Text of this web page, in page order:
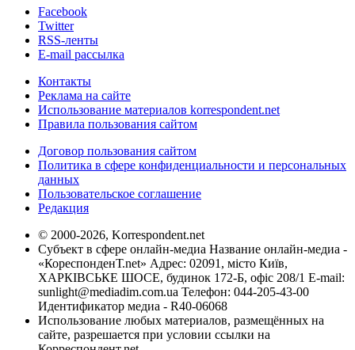
Facebook
Twitter
RSS-ленты
E-mail рассылка
Контакты
Реклама на сайте
Использование материалов korrespondent.net
Правила пользования сайтом
Договор пользования сайтом
Политика в сфере конфиденциальности и персональных
данных
Пользовательское соглашение
Редакция
© 2000-2026, Korrespondent.net
Субъект в сфере онлайн-медиа Название онлайн-медиа -
«КореспонденТ.net» Адрес: 02091, місто Київ,
ХАРКІВСЬКЕ ШОСЕ, будинок 172-Б, офіс 208/1 E-mail:
sunlight@mediadim.com.ua Телефон: 044-205-43-00
Идентификатор медиа - R40-06068
Использование любых материалов, размещённых на
сайте, разрешается при условии ссылки на